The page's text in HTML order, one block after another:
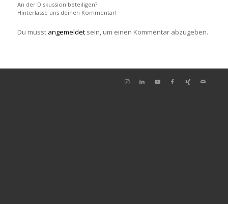
An der Diskussion beteiligen?
Hinterlasse uns deinen Kommentar!
Du musst angemeldetsein, um einen Kommentar abzugeben.